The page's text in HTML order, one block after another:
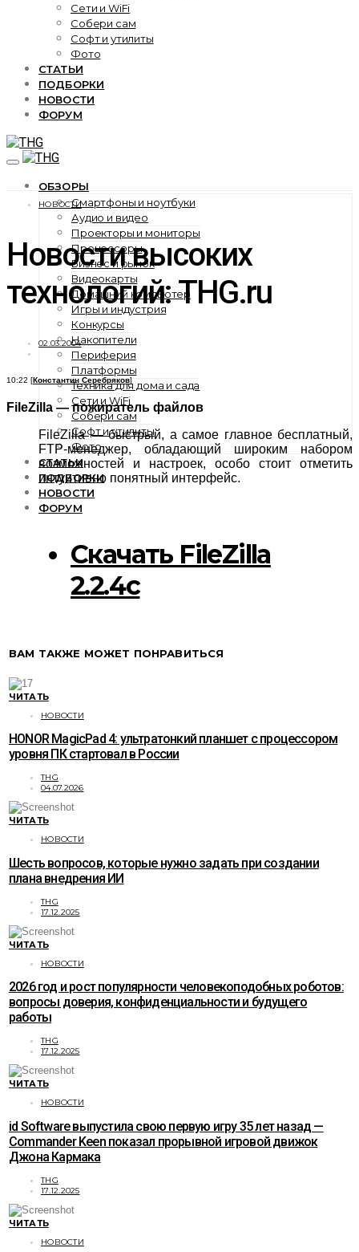
Сети и WiFi
Собери сам
Софт и утилиты
Фото
СТАТЬИ
ПОДБОРКИ
НОВОСТИ
ФОРУМ
ОБЗОРЫ
Смартфоны и ноутбуки
Аудио и видео
Проекторы и мониторы
Процессоры
Бизнес и рынок
Видеокарты
Домашний компьютер
Игры и индустрия
Конкурсы
Накопители
Периферия
Платформы
Техника для дома и сада
Сети и WiFi
Собери сам
Софт и утилиты
Фото
СТАТЬИ
ПОДБОРКИ
НОВОСТИ
ФОРУМ
НОВОСТИ
Новости высоких
технологий: THG.ru
02.03.2004
10:22 [Константин Серебряков]
FileZilla — пожиратель файлов
FileZilla — быстрый, а самое главное бесплатный,
FTP-менеджер, обладающий широким набором
возможностей и настроек, особо стоит отметить
интуитивно понятный интерфейс.
Скачать FileZilla
2.2.4c
ВАМ ТАКЖЕ МОЖЕТ ПОНРАВИТЬСЯ
ЧИТАТЬ
НОВОСТИ
HONOR MagicPad 4: ультратонкий планшет с процессором
уровня ПК стартовал в России
THG
04.07.2026
ЧИТАТЬ
НОВОСТИ
Шесть вопросов, которые нужно задать при создании
плана внедрения ИИ
THG
17.12.2025
ЧИТАТЬ
НОВОСТИ
2026 год и рост популярности человекоподобных роботов:
вопросы доверия, конфиденциальности и будущего
работы
THG
17.12.2025
ЧИТАТЬ
НОВОСТИ
id Software выпустила свою первую игру 35 лет назад —
Commander Keen показал прорывной игровой движок
Джона Кармака
THG
17.12.2025
ЧИТАТЬ
НОВОСТИ